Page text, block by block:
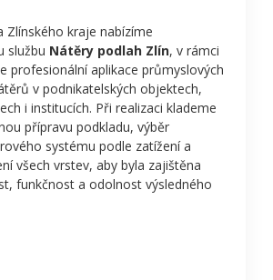
Zlínského kraje nabízíme
službu Nátěry podlah Zlín, v rámci
profesionální aplikace průmyslových
v podnikatelských objektech,
i institucích. Při realizaci klademe
přípravu podkladu, výběr
systému podle zatížení a
všech vrstev, aby byla zajištěna
funkčnost a odolnost výsledného